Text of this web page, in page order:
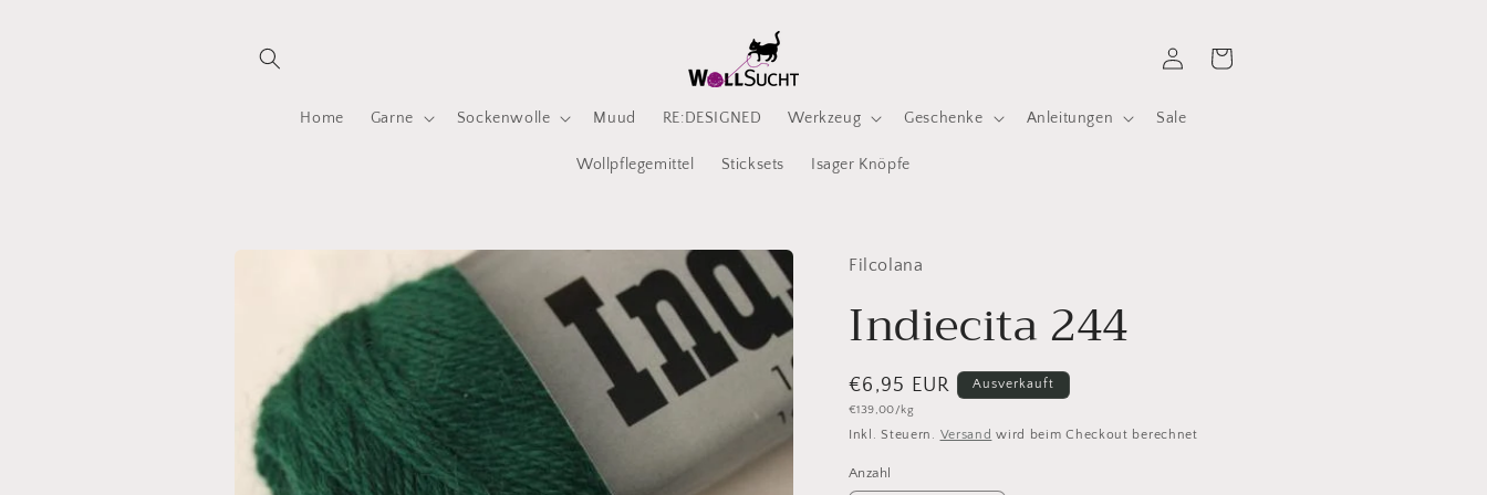
Home Garne Sockenwolle Muud RE:DESIGNED Werkzeug Geschenke Anleitungen Sale
Wollpflegemittel Sticksets Isager Knöpfe
EinloggenWarenkorb
Filcolana
Indiecita 244
Normaler
Preis
€6,95 EUR
Grundpreis
€139,00/kg
Ausverkauft
Inkl. Steuern. Versand wird beim Checkout berechnet
Anzahl
Anzahl